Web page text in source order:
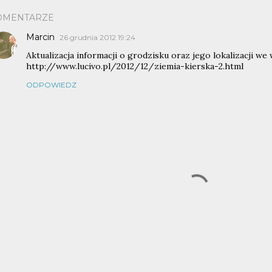
Marcin 26 grudnia 2012 19:24
Aktualizacja informacji o grodzisku oraz jego lokalizacji we
http://www.lucivo.pl/2012/12/ziemia-kierska-2.html
ODPOWIEDZ